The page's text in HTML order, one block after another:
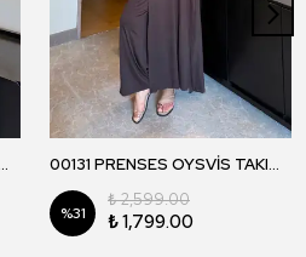
TAKIM - Siyah 00131 PRENSES OYSVİS TAKIM - Kahverengi
%31
₺ 2,599.00
₺ 1,799.00